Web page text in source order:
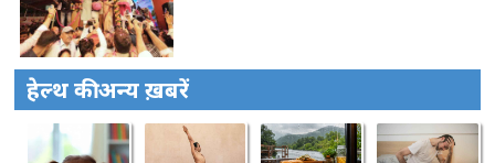
हेल्थ की अन्य ख़बरें